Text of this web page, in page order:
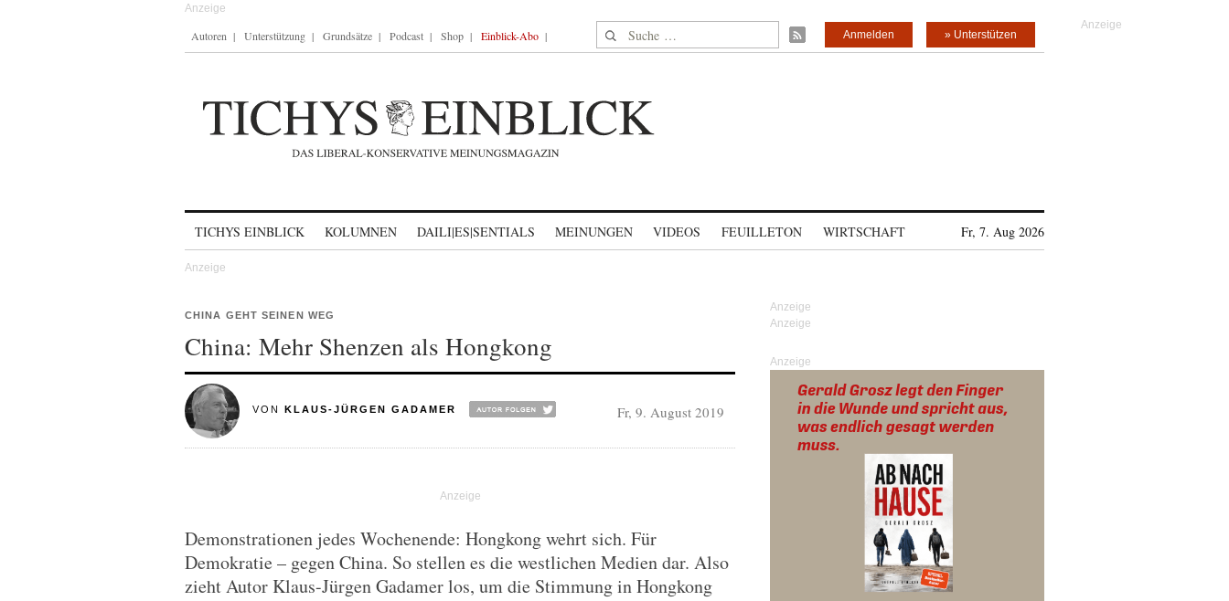
Autoren Unterstützung Grundsätze Podcast Shop Einblick-Abo Suche nach: » Unterstützen
Anmelden
TICHYS EINBLICK KOLUMNEN DAILI|ES|SENTIALS MEINUNGEN VIDEOS FEUILLETON WIRTSCHAFT Fr, 7. Aug 2026
CHINA GEHT SEINEN WEG
China: Mehr Shenzen als Hongkong
VON KLAUS-JÜRGEN GADAMER Fr, 9. August 2019
Demonstrationen jedes Wochenende: Hongkong wehrt sich. Für
Demokratie – gegen China. So stellen es die westlichen Medien dar. Also
zieht Autor Klaus-Jürgen Gadamer los, um die Stimmung in Hongkong
Anzeige